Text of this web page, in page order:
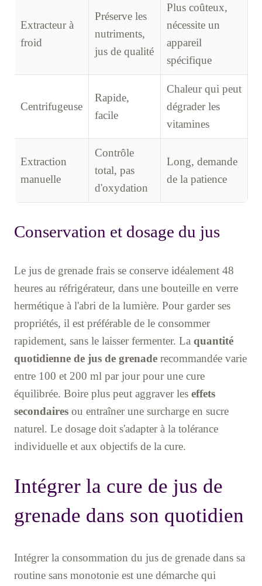
Extracteur à
froid
Préserve les
nutriments,
jus de qualité
Plus coûteux,
nécessite un
appareil
spécifique
Centrifugeuse
Rapide,
facile
Chaleur qui peut
dégrader les
vitamines
Extraction
manuelle
Contrôle
total, pas
d'oxydation
Long, demande
de la patience
Conservation et dosage du jus
Le jus de grenade frais se conserve idéalement 48
heures au réfrigérateur, dans une bouteille en verre
hermétique à l'abri de la lumière. Pour garder ses
propriétés, il est préférable de le consommer
rapidement, sans le laisser fermenter. La quantité
quotidienne de jus de grenade recommandée varie
entre 100 et 200 ml par jour pour une cure
équilibrée. Boire plus peut aggraver les effets
secondaires ou entraîner une surcharge en sucre
naturel. Le dosage doit s'adapter à la tolérance
individuelle et aux objectifs de la cure.
Intégrer la cure de jus de
grenade dans son quotidien
Intégrer la consommation du jus de grenade dans sa
routine sans monotonie est une démarche qui